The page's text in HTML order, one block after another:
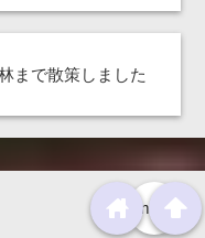
まで散策しました
morearrowup
home